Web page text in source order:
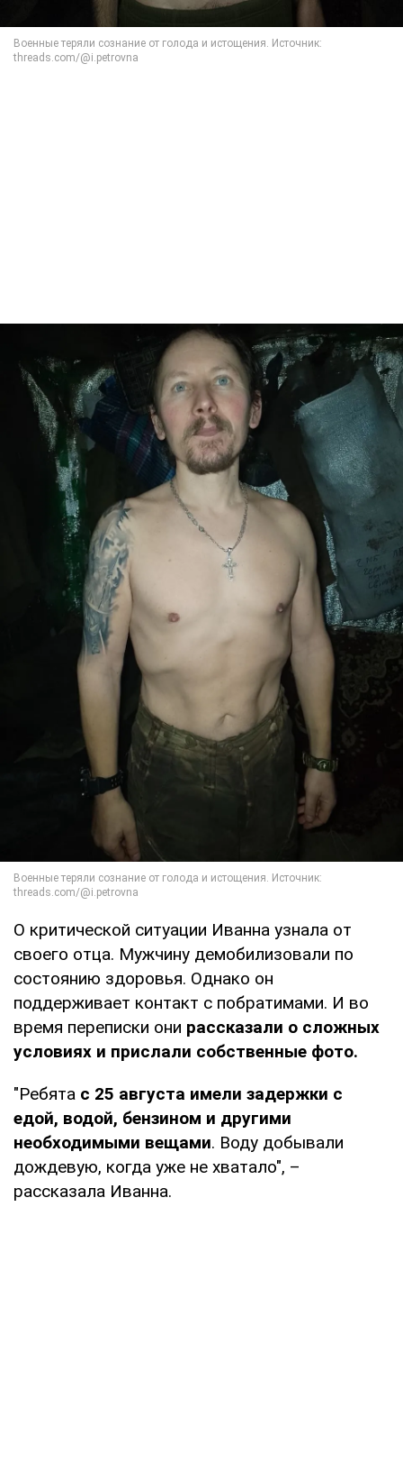
О критической ситуации Иванна узнала от
своего отца. Мужчину демобилизовали по
состоянию здоровья. Однако он
поддерживает контакт с побратимами. И во
время переписки они рассказали о сложных
условиях и прислали собственные фото.
"Ребята с 25 августа имели задержки с
едой, водой, бензином и другими
необходимыми вещами. Воду добывали
дождевую, когда уже не хватало", –
рассказала Иванна.